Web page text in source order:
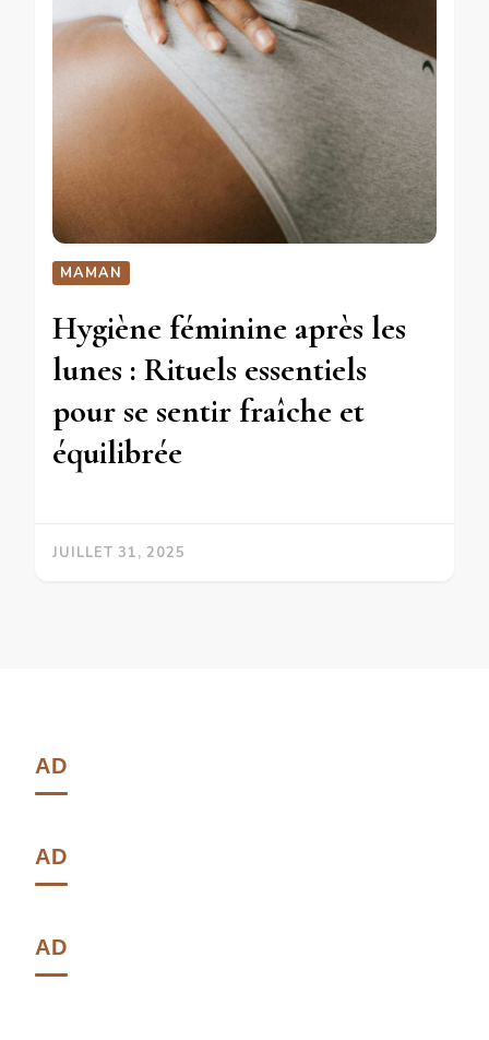
MAMAN
Hygiène féminine après les
lunes : Rituels essentiels
pour se sentir fraîche et
équilibrée
JUILLET 31, 2025
AD
AD
AD